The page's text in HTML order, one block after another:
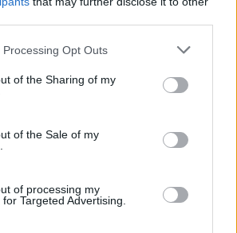
Opt Outs
of the Sharing of my
of the Sale of my
of processing my
Targeted Advertising.